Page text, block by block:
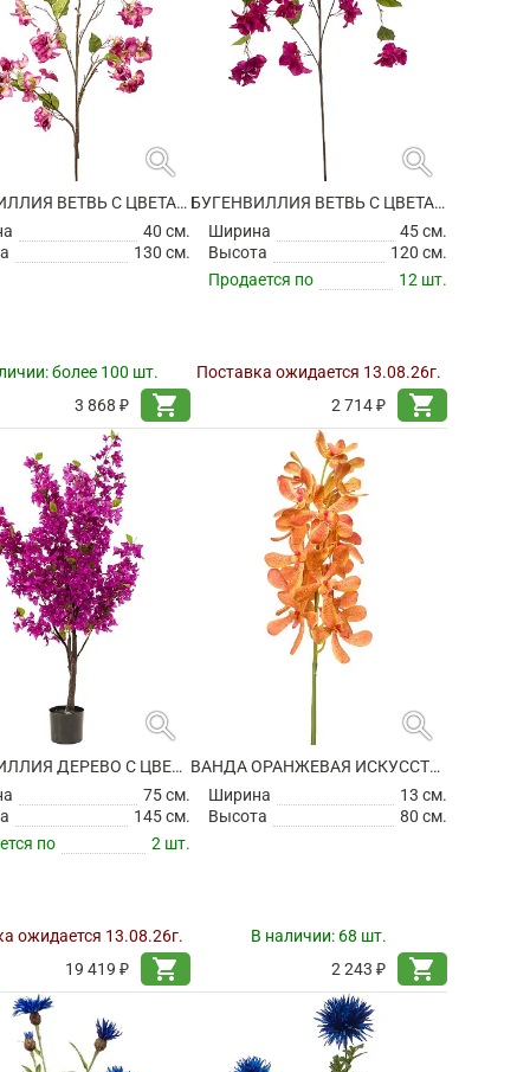
search
БУГЕНВИЛЛИЯ ВЕТВЬ С ЦВЕТАМИ ИСКУССТВЕННАЯ
40 см.
130 см.
более 100 шт.
3 868 ₽
shopping_cart
search
БУГЕНВИЛЛИЯ ВЕТВЬ С ЦВЕТАМИ ИСКУССТВЕННАЯ
Ширина
45 см.
Высота
120 см.
Продается по
12 шт.
Поставка ожидается 13.08.26г.
2 714 ₽
shopping_cart
search
БУГЕНВИЛЛИЯ ДЕРЕВО С ЦВЕТАМИ ИСКУССТВЕННАЯ
75 см.
145 см.
по
2 шт.
ожидается 13.08.26г.
19 419 ₽
shopping_cart
search
ВАНДА ОРАНЖЕВАЯ ИСКУССТВЕННАЯ
Ширина
13 см.
Высота
80 см.
В наличии: 68 шт.
2 243 ₽
shopping_cart